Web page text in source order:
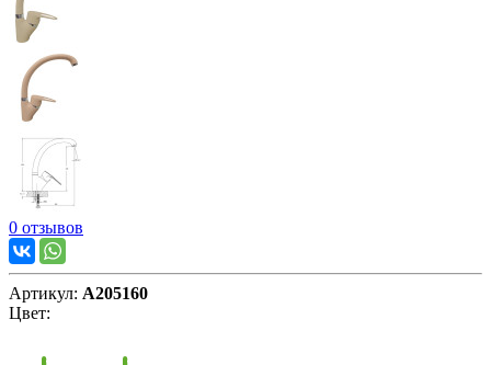
0 отзывов
Артикул: А205160
Цвет: